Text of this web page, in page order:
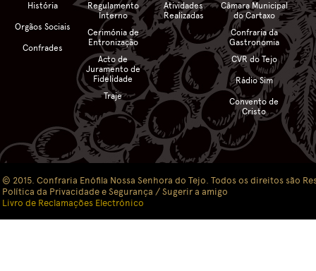
História
Orgãos Sociais
Confrades
Regulamento
Interno
Cerimónia de
Entronização
Acto de
Juramento de
Fidelidade
Traje
Atividades
Realizadas
Câmara Municipal
do Cartaxo
Confraria da
Gastronomia
CVR do Tejo
Rádio Sim
Convento de
Cristo
© 2015. Confraria Enófila Nossa Senhora do Tejo. Todos os direitos são
Política da Privacidade e Segurança / Sugerir a amigo
Livro de Reclamações Electrónico